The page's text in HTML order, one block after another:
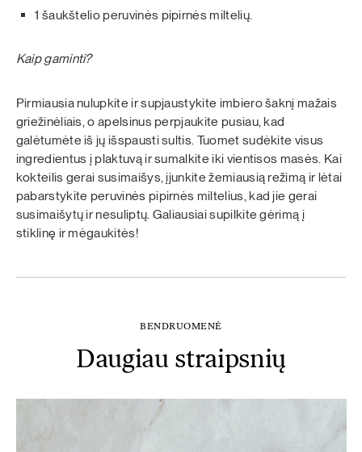
1 šaukštelio peruvinės pipirnės miltelių.
Kaip gaminti?
Pirmiausia nulupkite ir supjaustykite imbiero šaknį mažais
griežinėliais, o apelsinus perpjaukite pusiau, kad
galėtumėte iš jų išspausti sultis. Tuomet sudėkite visus
ingredientus į plaktuvą ir sumalkite iki vientisos masės. Kai
kokteilis gerai susimaišys, įjunkite žemiausią režimą ir lėtai
pabarstykite peruvinės pipirnės miltelius, kad jie gerai
susimaišytų ir nesuliptų. Galiausiai supilkite gėrimą į
stiklinę ir mėgaukitės!
BENDRUOMENĖ
Daugiau straipsnių